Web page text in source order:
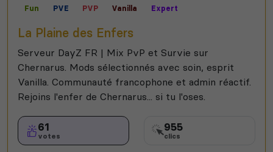
Fun PVE PVP Vanilla Expert
La Plaine des Enfers
Serveur DayZ FR | Mix PvP et Survie sur
Chernarus. Mods sélectionnés avec soin, esprit
Vanilla. Communauté francophone et admin réactif.
Rejoins l'enfer de Chernarus... si tu l'oses.
61
votes
955
clics